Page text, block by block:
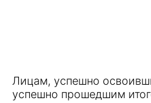
Лицам, успешно
успешно прошедшим